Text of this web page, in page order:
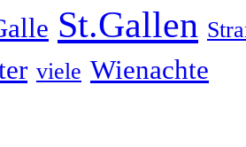
St.Gallen
viele Wienachte